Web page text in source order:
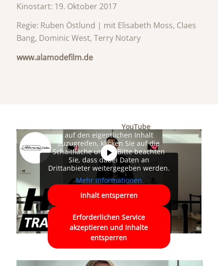
Kinostart: 19. Oktober 2017
Regie: Ruben Östlund | mit Elisabeth Moss, Claes
Bang, Dominic West, Terry Notary
www.alamodefilm.de
Platzhalterinhalt vonYouTube
auf den eigentlichen Inhalt
zuzugreifen, klicken Sie auf die
Schaltfläche unten. Bitte beachten
Sie, dass dabei Daten an
Drittanbieter weitergegeben werden.
Mehr Informationen
Inhalt entsperren
Erforderlichen Service
akzeptieren und Inhalte
entsperren